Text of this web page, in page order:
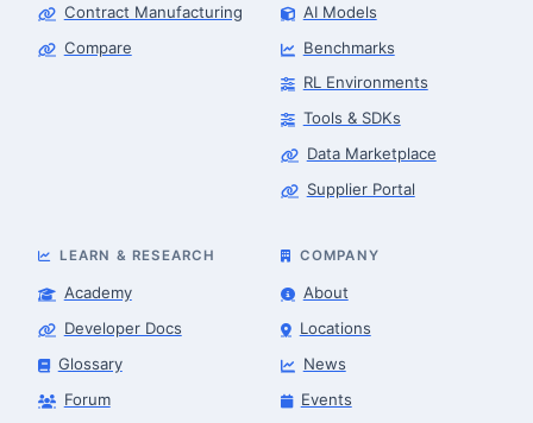
Contract Manufacturing
Compare
AI Models
Benchmarks
RL Environments
Tools & SDKs
Data Marketplace
Supplier Portal
LEARN & RESEARCH
Academy
Developer Docs
Glossary
Forum
COMPANY
About
Locations
News
Events